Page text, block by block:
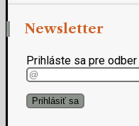
Newsletter
Prihláste sa pre